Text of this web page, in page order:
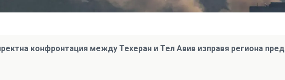
конфронтация между Техеран и Тел Авив изправя региона пред